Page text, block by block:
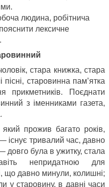
людина, робітнича
лексичне
стара книжка, стара
старовинна пам’ятка
прикметників. Поєднати
з іменниками газета,
прожив багато років,
існує тривалий час, давно
була в ужитку, стала
непридатною для
що давно минули, колишні;
у старовину, в давні часи